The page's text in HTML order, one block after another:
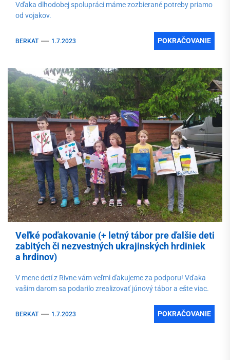
Vďaka dlhodobej spolupráci máme zozbierané potreby priamo
od vojakov.
BERKAT 1.7.2023 POKRAČOVANIE
Veľké poďakovanie (+ letný tábor pre ďalšie deti
zabitých či nezvestných ukrajinských hrdiniek
a hrdinov)
V mene detí z Rivne vám veľmi ďakujeme za podporu! Vďaka
vašim darom sa podarilo zrealizovať júnový tábor a ešte viac.
BERKAT 1.7.2023 POKRAČOVANIE